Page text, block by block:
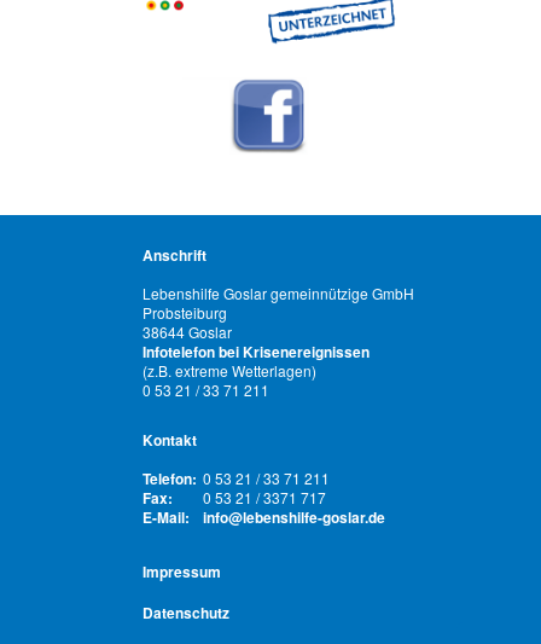
Anschrift
Lebenshilfe Goslar gemeinnützige GmbH
Probsteiburg
38644 Goslar
Infotelefon bei Krisenereignissen
(z.B. extreme Wetterlagen)
0 53 21 / 33 71 211
Kontakt
Telefon: 0 53 21 / 33 71 211
Fax: 0 53 21 / 3371 717
E-Mail: info@lebenshilfe-goslar.de
Impressum
Datenschutz